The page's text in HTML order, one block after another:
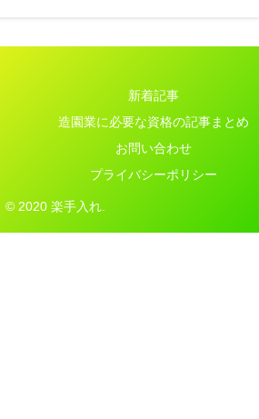
新着記事
造園業に必要な資格の記事まとめ
お問い合わせ
プライバシーポリシー
© 2020 楽手入れ.